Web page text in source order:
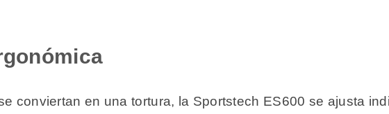
conviertan en una tortura, la Sportstech ES600 se ajusta